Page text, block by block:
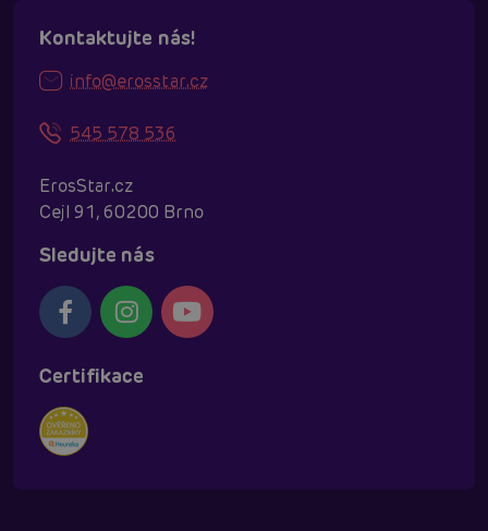
Kontaktujte nás!
info@erosstar.cz
545 578 536
ErosStar.cz
Cejl 91, 60200 Brno
Sledujte nás
Certifikace